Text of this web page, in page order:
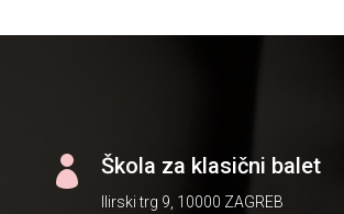
 Škola za klasični balet
Ilirski trg 9, 10000 ZAGREB